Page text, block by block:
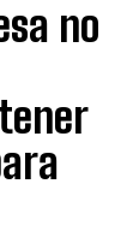
no